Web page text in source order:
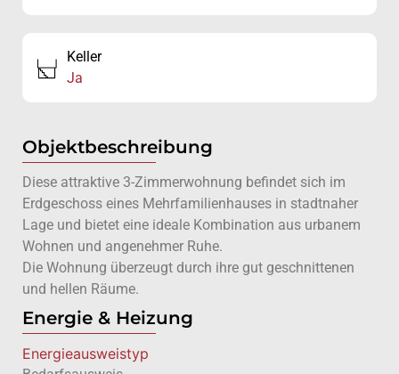
Keller
Ja
Objektbeschreibung
Diese attraktive 3-Zimmerwohnung befindet sich im
Erdgeschoss eines Mehrfamilienhauses in stadtnaher
Lage und bietet eine ideale Kombination aus urbanem
Wohnen und angenehmer Ruhe.
Die Wohnung überzeugt durch ihre gut geschnittenen
und hellen Räume.
Energie & Heizung
Energie­ausweistyp